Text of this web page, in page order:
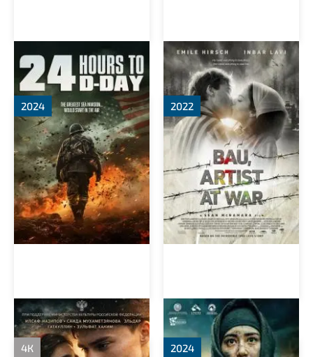
За двадцать четыре часа
до дня D
Бау: Художник на войне
Немая кукушка
2024
Узбечка
2022
4К
2024